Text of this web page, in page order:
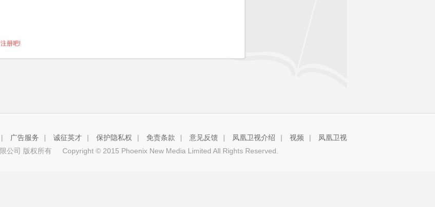
册吧!
| 广告服务 | 诚征英才 | 保护隐私权 | 免责条款 | 意见反馈 | 凤凰卫视介绍 | 视频 |
凤凰卫视
公司 版权所有
Copyright © 2015 Phoenix New Media Limited All Rights Reserved.